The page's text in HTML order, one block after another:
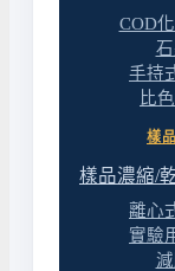
COD
手持
比
樣
樣品濃縮/
離心
實驗
電子